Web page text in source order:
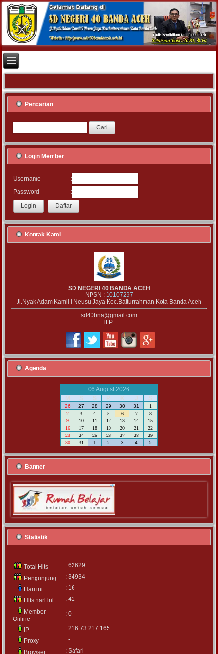
Pencarian
Login Member
Username
:
Password
:
Kontak Kami
SD NEGERI 40 BANDA ACEH
NPSN : 10107297
Jl.Nyak Adam Kamil I Neusu Jaya Kec.Baiturrahman Kota Banda Aceh
sd40bna@gmail.com
TLP :
Agenda
06 August 2026
M
S S R K J S
26 27 28 29 30 31
1
2
3 4 5 6 7
8
9
10 11 12 13 14
15
16
17 18 19 20 21
22
23
24 25 26 27 28
29
30
31 1 2 3 4 5
Banner
Statistik
Total Hits
: 62629
Pengunjung
: 34934
Hari ini
: 16
Hits hari ini
: 41
Member
Online
: 0
IP
: 216.73.217.165
Proxy
: -
Browser
: Safari